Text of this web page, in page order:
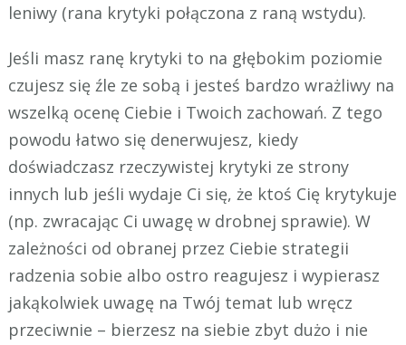
leniwy (rana krytyki połączona z raną wstydu).
Jeśli masz ranę krytyki to na głębokim poziomie
czujesz się źle ze sobą i jesteś bardzo wrażliwy na
wszelką ocenę Ciebie i Twoich zachowań. Z tego
powodu łatwo się denerwujesz, kiedy
doświadczasz rzeczywistej krytyki ze strony
innych lub jeśli wydaje Ci się, że ktoś Cię krytykuje
(np. zwracając Ci uwagę w drobnej sprawie). W
zależności od obranej przez Ciebie strategii
radzenia sobie albo ostro reagujesz i wypierasz
jakąkolwiek uwagę na Twój temat lub wręcz
przeciwnie – bierzesz na siebie zbyt dużo i nie